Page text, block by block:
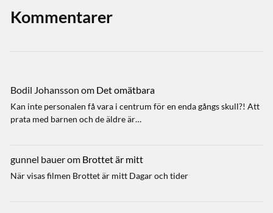
Kommentarer
Bodil Johansson om Det omätbara
Kan inte personalen få vara i centrum för en enda gångs skull?! Att
prata med barnen och de äldre är…
gunnel bauerom Brottet är mitt
När visas filmen Brottet är mitt Dagar och tider